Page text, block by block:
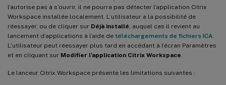
l’autorise pas à s’ouvrir, il ne pourra pas détecter l’application Citrix
Workspace installée localement. L’utilisateur a la possibilité de
réessayer, ou de cliquer sur Déjà installé , auquel cas il revient au
lancement d’applications à l’aide de téléchargements de fichiers ICA
L’utilisateur peut réessayer plus tard en accédant à l’écran Paramètres
et en cliquant sur Modifier l’application Citrix Workspace
Le lanceur Citrix Workspace présente les limitations suivantes :